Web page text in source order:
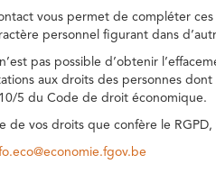
vous permet de compléter
personnel figurant dans
pas possible d’obtenir
aux droits des personnes
5 du Code de droit économique.
de vos droits que confère le